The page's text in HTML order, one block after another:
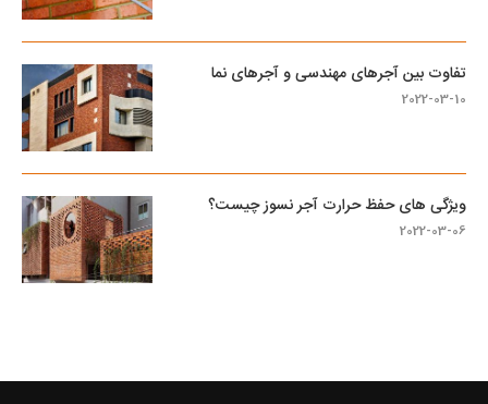
تفاوت بین آجرهای مهندسی و آجرهای نما
2022-03-10
ویژگی های حفظ حرارت آجر نسوز چیست؟
2022-03-06